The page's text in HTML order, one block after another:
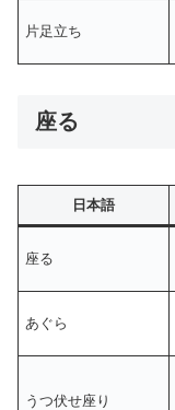
片足立ち
座る
日本語
座る
あぐら
うつ伏せ座り